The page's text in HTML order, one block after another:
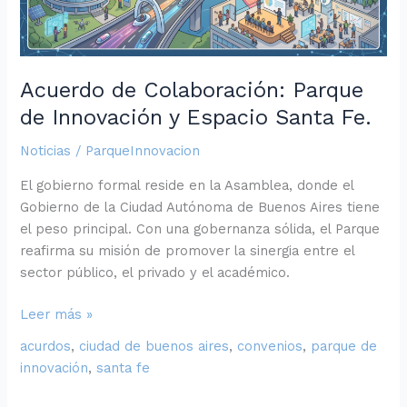
Acuerdo de Colaboración: Parque
de Innovación y Espacio Santa Fe.
Noticias / ParqueInnovacion
El gobierno formal reside en la Asamblea, donde el
Gobierno de la Ciudad Autónoma de Buenos Aires tiene
el peso principal. Con una gobernanza sólida, el Parque
reafirma su misión de promover la sinergia entre el
sector público, el privado y el académico.
Espacio
Santa
Leer más »
acurdos, ciudad de buenos aires, convenios, parque de
innovación,santa fe